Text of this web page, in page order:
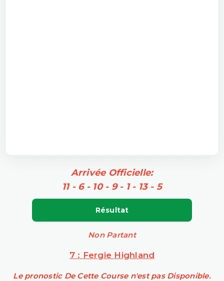
Arrivée Officielle:
11 - 6 - 10 - 9 - 1 - 13 - 5
Résultat
Non Partant
7 : Fergie Highland
Le pronostic De Cette Course n'est pas Disponible.